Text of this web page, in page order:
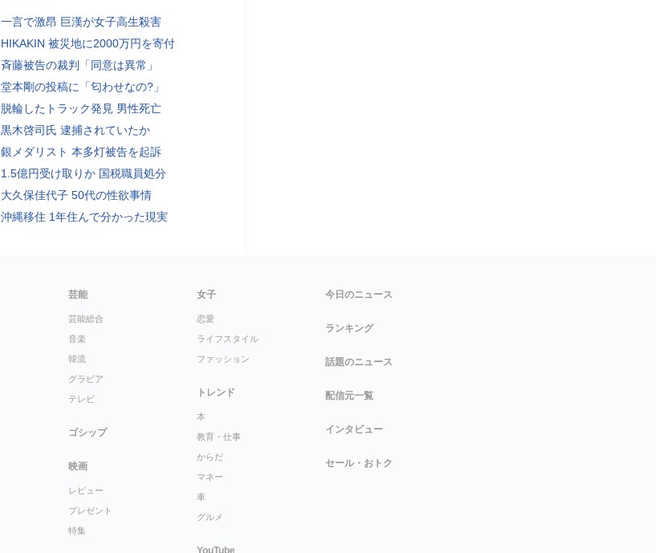
一言で激昂 巨漢が女子高生殺害
HIKAKIN 被災地に2000万円を寄付
斉藤被告の裁判「同意は異常」
堂本剛の投稿に「匂わせなの?」
脱輪したトラック発見 男性死亡
黒木啓司氏 逮捕されていたか
銀メダリスト 本多灯被告を起訴
1.5億円受け取りか 国税職員処分
大久保佳代子 50代の性欲事情
沖縄移住 1年住んで分かった現実
芸能
芸能総合
音楽
韓流
グラビア
テレビ
ゴシップ
映画
レビュー
プレゼント
特集
女子
恋愛
ライフスタイル
ファッション
トレンド
本
教育・仕事
からだ
マネー
車
グルメ
YouTube
今日のニュース
ランキング
話題のニュース
配信元一覧
インタビュー
セール・おトク